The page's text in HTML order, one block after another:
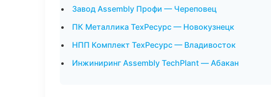
Завод Assembly Профи — Череповец
ПК Металлика ТехРесурс — Новокузнецк
НПП Комплект ТехРесурс — Владивосток
Инжиниринг Assembly TechPlant — Абакан